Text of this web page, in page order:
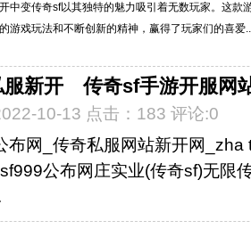
中变传奇sf以其独特的魅力吸引着无数玩家。这款
游戏玩法和不断创新的精神，赢得了玩家们的喜爱
服新开 传奇sf手游开服
10-13 点击：183 评论:0
布网_传奇私服网站新开网_zha
公布网庄实业(传奇sf)无限